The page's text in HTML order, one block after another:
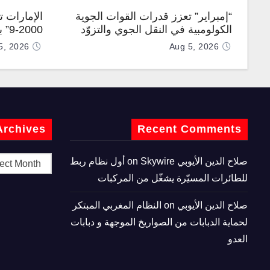
“إمبراير” تعزز قدرات القوات الجوية
الكولومبية في النقل الجوي والتزوّد
بالوقود جوًا من خلال تزويدها بطائرتي
Aug 5, 2026
المطورة
2026
Recent Comments
صلاح الدين الأيوبي
Skywire أول نظام ربط
للطائرات المسيّرة يشغّل من المركبات
صلاح الدين الأيوبي
النظام المغربي المبتكر
لحماية الدبابات من الصواريخ الموجهة و دبابات
العدو